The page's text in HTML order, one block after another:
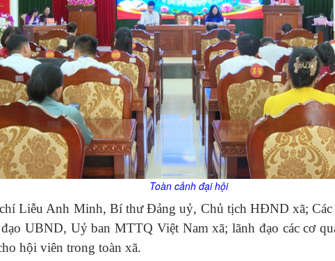
Toàn cảnh đại hội
Liễu Anh Minh, Bí thư Đảng uỷ, Chủ tịch HĐND xã;
UBND, Uỷ ban MTTQ Việt Nam xã; lãnh đạo các cơ
hội viên trong toàn xã.